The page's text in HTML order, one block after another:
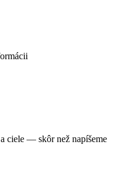
ciele — skôr než napíšeme